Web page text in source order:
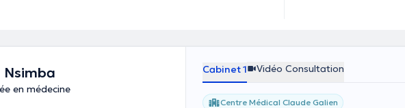
en médecine
Cabinet 1 Vidéo Consultation
Centre Médical Claude Galien